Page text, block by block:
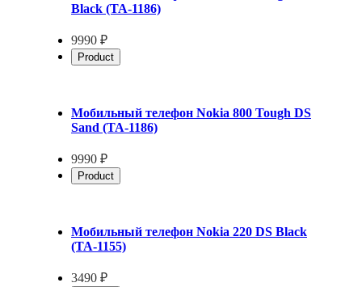
Black (TA-1186)
9990 ₽
Product
Мобильный телефон Nokia 800 Tough DS
Sand (TA-1186)
9990 ₽
Product
Мобильный телефон Nokia 220 DS Black
(TA-1155)
3490 ₽